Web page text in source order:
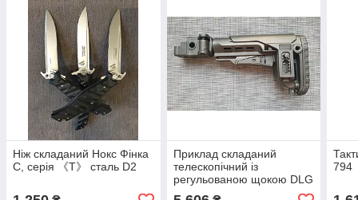
Ніж складаний Нокс Фінка
С, серія 《Т》 сталь D2
Приклад складаний
телескопічний із
регульованою щокою DLG
TBS TACTICAL PCP.
794